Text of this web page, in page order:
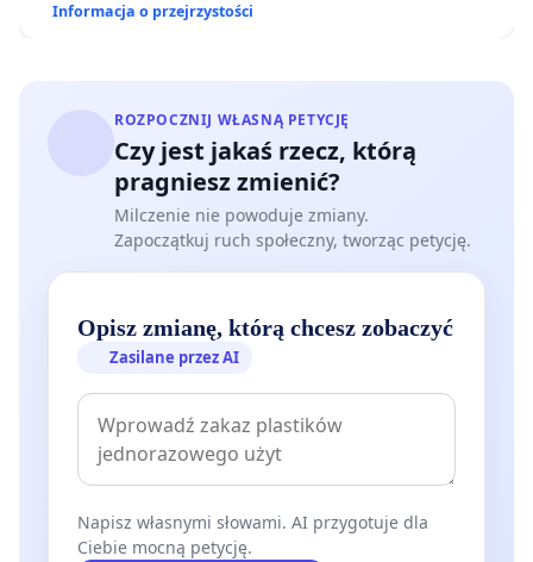
Informacja o przejrzystości
ROZPOCZNIJ WŁASNĄ PETYCJĘ
Czy jest jakaś rzecz, którą
pragniesz zmienić?
Milczenie nie powoduje zmiany.
Zapoczątkuj ruch społeczny, tworząc petycję.
Opisz zmianę, którą chcesz zobaczyć
Zasilane przez AI
Napisz własnymi słowami. AI przygotuje dla
Ciebie mocną petycję.